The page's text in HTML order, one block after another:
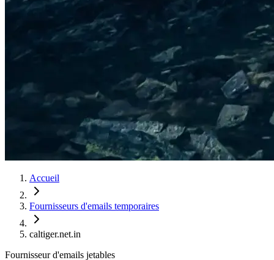
Accueil
Fournisseurs d'emails temporaires
caltiger.net.in
Fournisseur d'emails jetables